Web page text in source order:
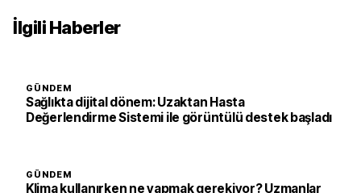
İlgili Haberler
GÜNDEM
Sağlıkta dijital dönem: Uzaktan Hasta
Değerlendirme Sistemi ile görüntülü destek başladı
GÜNDEM
Klima kullanırken ne yapmak gerekiyor? Uzmanlar